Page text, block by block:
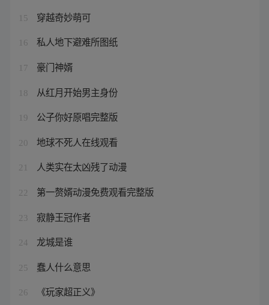
15 穿越奇妙萌可
16 私人地下避难所图纸
17 豪门神婿
18 从红月开始男主身份
19 公子你好原唱完整版
20 地球不死人在线观看
21 人类实在太凶残了动漫
22 第一赘婿动漫免费观看完整版
23 寂静王冠作者
24 龙城是谁
25 蠢人什么意思
26 《玩家超正义》